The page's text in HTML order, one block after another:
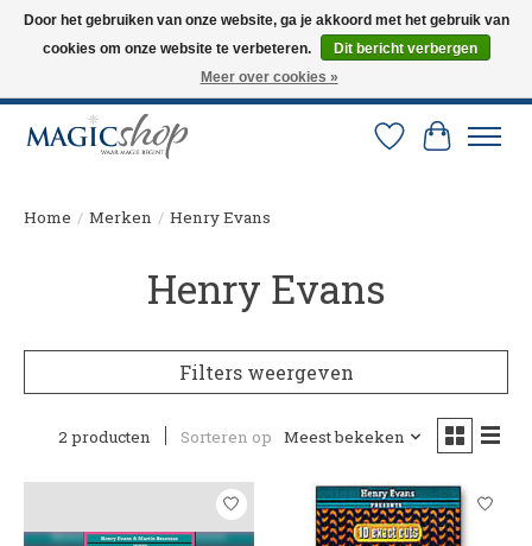
Altijd de nieuwste trucs op voorraad. Snelle verzending via PostNL en DHL.
Langskomen in onze winkel? Bel of mail om een afspraak te maken. 0251-
Verlanglijst
Home / Merken / Henry Evans
Henry Evans
Filters weergeven
2 producten Sorteren op Meest bekeken
Door het gebruiken van onze website, ga je akkoord met het gebruik van
cookies om onze website te verbeteren.
Dit bericht verbergen
Meer over cookies »